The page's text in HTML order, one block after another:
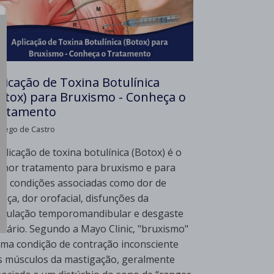
de Toxina Botulínica
para Bruxismo - Conheça o
de Castro
de toxina botulínica (Botox) é o
tratamento para bruxismo e para
condições associadas como dor de
dor orofacial, disfunções da
temporomandibular e desgaste
Segundo a Mayo Clinic, "bruxismo"
condição de contração inconsciente
músculos da mastigação, geralmente